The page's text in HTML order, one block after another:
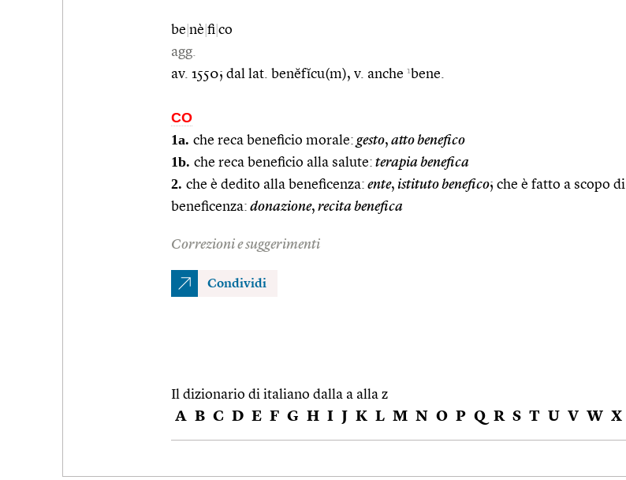
be nè fi co
agg.
av. 1550; dal lat. benĕfĭcu(m), v. anche 1bene.
CO
1a. che reca beneficio morale: gesto, atto benefico
1b. che reca beneficio alla salute: terapia benefica
2. che è dedito alla beneficenza: ente, istituto benefico; che è fatto a scopo di
beneficenza: donazione, recita benefica
Correzioni e suggerimenti
Condividi
Il dizionario di italiano dalla a alla z
A B C D E F G H I J K L M N O P Q R S T U V W X